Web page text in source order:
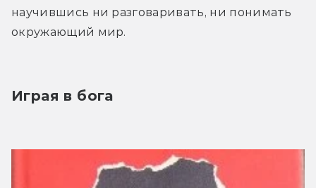
научившись ни разговаривать, ни понимать
окружающий мир.
Играя в бога